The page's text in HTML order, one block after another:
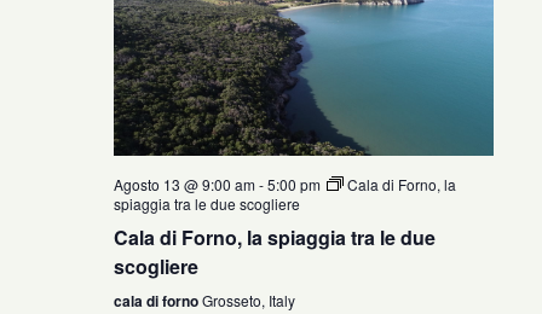
Agosto 13 @ 9:00 am-5:00 pm
Cala di Forno, la
spiaggia tra le due scogliere
Cala di Forno, la spiaggia tra le due
scogliere
cala di fornoGrosseto, Italy